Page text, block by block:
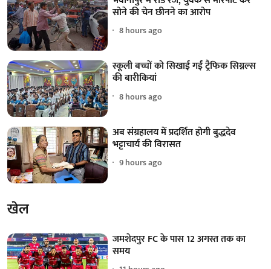
सोने की चेन छीनने का आरोप
8 hours ago
स्कूली बच्चों को सिखाई गईं ट्रैफिक सिग्नल्स
की बारीकियां
8 hours ago
अब संग्रहालय में प्रदर्शित होगी बुद्धदेव
भट्टाचार्य की विरासत
9 hours ago
खेल
जमशेदपुर FC के पास 12 अगस्त तक का
समय